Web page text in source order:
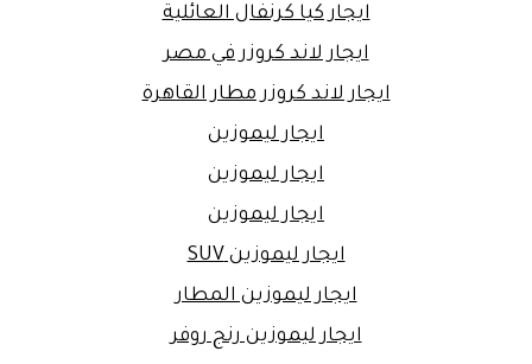
ايجار كيا كرنفال العائلية
ايجار لاند كروزر في مصر
ايجار لاند كروزر مطار القاهرة
ايجار ليموزين
ايجار ليموزين
ايجار ليموزين
ايجار ليموزين SUV
ايجار ليموزين المطار
ايجار ليموزين رنج روفر